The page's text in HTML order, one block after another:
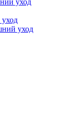
уход
уход